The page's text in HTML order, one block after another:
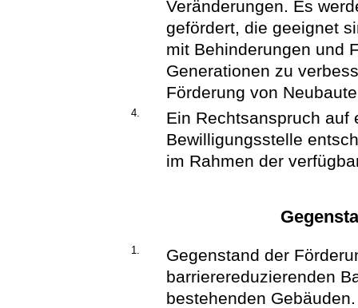
Veränderungen. Es
gefördert, die geeignet
mit Behinderungen und
Generationen zu
Förderung von
4.
Ein Rechtsanspruch auf
Bewilligungsstelle
im Rahmen der
1.
Gegenstand der
barrierereduzierenden
bestehenden